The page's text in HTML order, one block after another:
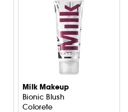
Milk Makeup
Bionic Blush
Colorete